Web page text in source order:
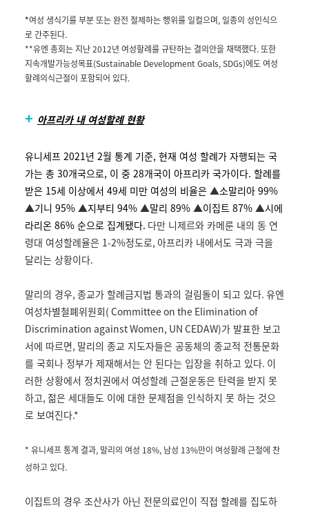
*여성 생식기를 부분 또는 완전 절제하는 행위를 일컬으며,일종의 성인식으
로 간주된다.
**유엔 총회는 지난2012년 여성할례를 규탄하는 결의안을 채택했다. 또한
지속개발가능성목표(Sustainable Development Goals, SDGs)에도 여성
할례의식근절이 포함되어 있다.
+ 아프리카 내 여성할례 현황
유니세프 2021년 2월 통계 기준, 현재 여성 할례가 자행되는 국
가는 총 30개국으로, 이 중 28개국이 아프리카 국가이다. 할례를
받은 15세 이상에서 49세 미만 여성의 비율은 ▲소말리아 99%
▲기니 95% ▲지부티 94% ▲말리 89% ▲이집트 87% ▲시에
라리온 86% 순으로 집계됐다. 다만 니제르와 카메룬 내의 동 연
령대 여성할례율은 1-2%정도로, 아프리카 내에서도 극과 극을
달리는 상황이다.
말리의 경우, 종교가 할례금지법 통과의 걸림돌이 되고 있다. 유엔
여성차별철폐위원회( Committee on the Elimination of
Discrimination against Women, UN CEDAW)가 발표한 보고
서에 따르면, 말리의 종교 지도자들은 공동체의 종교적 전통문화
를 국회나 정부가 제재해서는 안 된다는 입장을 취하고 있다. 이
러한 상황에서 정치권에서 여성할례 근절운동은 탄력을 받지 못
하고, 젊은 세대들도 이에 대한 문제점을 인식하지 못 하는 것으
로 보여진다.*
* 유니세프통계 결과, 말리의 여성 18%, 남성 13%만이 여성할례 근절에 찬
성하고 있다.
이집트의 경우 조산사가 아닌 전문의료인이 직접 할례를 집도하